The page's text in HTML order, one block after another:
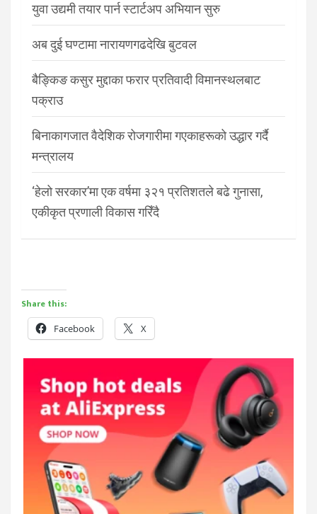
युवा उद्यमी तयार पार्न स्टार्टअप अभियान सुरु
अब दुई घण्टामा नारायणगढदेखि बुटवल
बैङ्किङ कसुर मुद्दाका फरार प्रतिवादी विमानस्थलबाट
पक्राउ
बिनाकागजात वैदेशिक रोजगारीमा गएकाहरूको उद्धार गर्दै
मन्त्रालय
‘हेलो सरकार’मा एक वर्षमा ३२१ प्रतिशतले बढे गुनासा,
एकीकृत प्रणाली विकास गरिँदै
Share this:
Facebook X